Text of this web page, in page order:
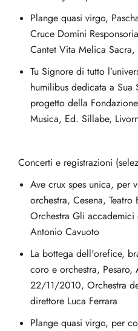
Plange quasi virgo,
Cruce Domini
Cantet Vita Melica
Tu Signore di tutto
humilibus dedicata a Sua
progetto della
Musica, Ed. Sillabe,
Concerti e registrazioni
Ave crux spes unica, per
orchestra, Cesena,
Orchestra Gli
Antonio Cavuoto
La bottega dell'orefice,
coro e orchestra, Pesaro,
22/11/2010, Orchestra
direttore Luca Ferrara
Plange quasi virgo, per